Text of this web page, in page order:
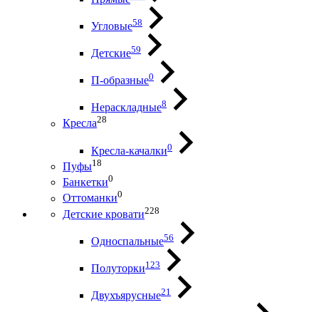
Угловые58
Детские59
П-образные0
Нераскладные8
Кресла28
Кресла-качалки0
Пуфы18
Банкетки0
Оттоманки0
Детские кровати228
Односпальные56
Полуторки123
Двухъярусные21